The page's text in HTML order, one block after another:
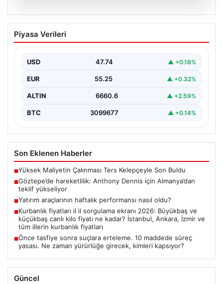
06.08.2026
Yatırım araçlarının haftalık performansı
nasıl oldu?
Piyasa Verileri
USD 47.74 ▲ +0.18%
EUR 55.25 ▲ +0.32%
ALTIN 6660.6 ▲ +2.59%
BTC 3099677 ▲ +0.14%
Son Eklenen Haberler
■Yüksek Maliyetin Çalınması Ters Kelepçeyle Son Buldu
■Göztepe’de hareketlilik: Anthony Dennis için Almanya’dan
teklif yükseliyor
■Yatırım araçlarının haftalık performansı nasıl oldu?
■Kurbanlık fiyatları il il sorgulama ekranı 2026: Büyükbaş ve
küçükbaş canlı kilo fiyatı ne kadar? İstanbul, Ankara, İzmir ve
tüm illerin kurbanlık fiyatları
■Önce tasfiye sonra suçlara erteleme. 10 maddede süreç
yasası. Ne zaman yürürlüğe girecek, kimleri kapsıyor?
Güncel